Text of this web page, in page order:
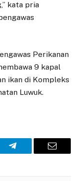
kata pria
Perikanan
9 kapal
ikan di Kompleks
Luwuk.
Telegram Email